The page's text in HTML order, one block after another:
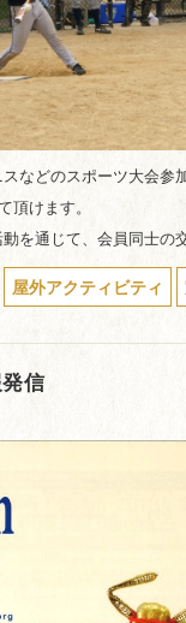
などのスポーツ大会参
頂けます。
を通じて、会員同士の
屋外アクティビティ
信